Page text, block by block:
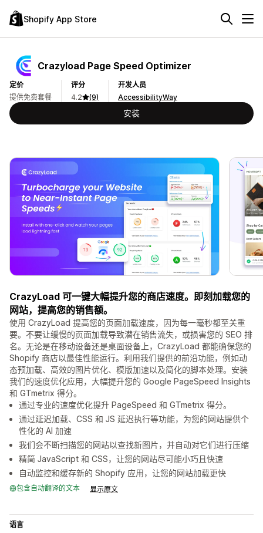
Shopify App Store
Crazyload Page Speed Optimizer
定价
提供免费套餐
评分
4.2
(9)
开发人员
AccessibilityWay
安装
CrazyLoad 可一键大幅提升您的商店速度。即刻加载您的
网站，提高您的销售额。
使用 CrazyLoad 提高您的页面加载速度，因为每一毫秒都至关重
要。不要让缓慢的页面加载导致潜在销售流失，或损害您的 SEO 排
名。无论是在移动设备还是桌面设备上，CrazyLoad 都能确保您的
Shopify 商店以最佳性能运行。利用我们提供的前沿功能，例如动
态预加载、高效的图片优化、模版加速以及简化的脚本处理。安装
我们的速度优化应用，大幅提升您的 Google PageSpeed Insights
和 GTmetrix 得分。
通过专业的速度优化提升 PageSpeed 和 GTmetrix 得分。
通过延迟加载、CSS 和 JS 延迟执行等功能，为您的网站提供个
性化的 AI 加速
我们会不断扫描您的网站以查找新图片，并自动对它们进行压缩
精简 JavaScript 和 CSS，让您的网站尽可能小巧且快速
自动监控和缓存新的 Shopify 应用，让您的网站加载更快
包含自动翻译的文本 显示原文
语言